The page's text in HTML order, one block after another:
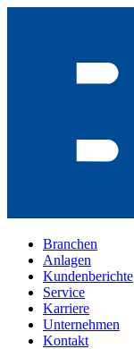
Branchen
Anlagen
Kundenberichte
Service
Karriere
Unternehmen
Kontakt